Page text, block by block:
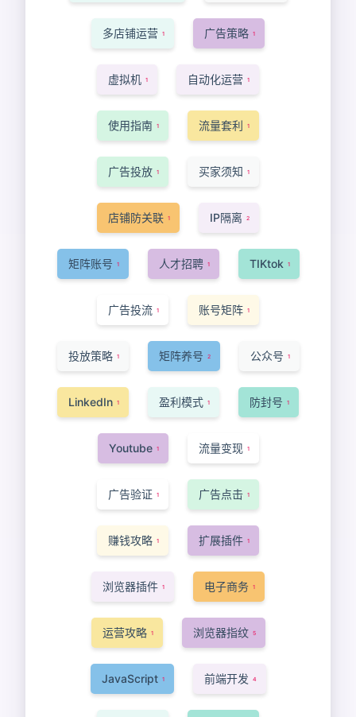
多店铺运营 1 广告策略 1
虚拟机 1 自动化运营 1
使用指南 1 流量套利 1
广告投放 1 买家须知 1
店铺防关联 1 IP隔离 2
矩阵账号 1 人才招聘 1 TIKtok 1
广告投流 1 账号矩阵 1
投放策略 1 矩阵养号 2 公众号 1
LinkedIn 1 盈利模式 1 防封号 1
Youtube 1 流量变现 1
广告验证 1 广告点击 1
赚钱攻略 1 扩展插件 1
浏览器插件 1 电子商务 1
运营攻略 1 浏览器指纹 5
JavaScript 1 前端开发 4